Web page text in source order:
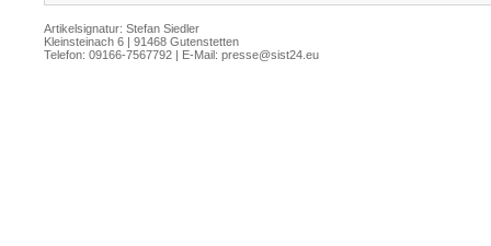
Artikelsignatur: Stefan Siedler
Kleinsteinach 6 | 91468 Gutenstetten
Telefon: 09166-7567792 | E-Mail: presse@sist24.eu